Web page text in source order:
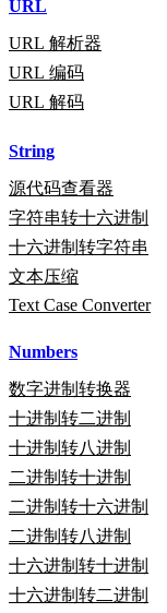
URL
URL 解析器
URL 编码
URL 解码
String
源代码查看器
字符串转十六进制
十六进制转字符串
文本压缩
Text Case Converter
Numbers
数字进制转换器
十进制转二进制
十进制转八进制
二进制转十进制
二进制转十六进制
二进制转八进制
十六进制转十进制
十六进制转二进制